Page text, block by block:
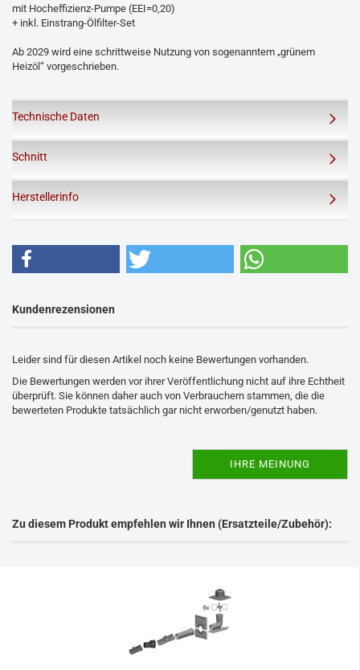
mit Hocheffizienz-Pumpe (EEI=0,20)
+ inkl. Einstrang-Ölfilter-Set
Ab 2029 wird eine schrittweise Nutzung von sogenanntem „grünem
Heizöl“ vorgeschrieben.
Technische Daten
Schnitt
Herstellerinfo
Kundenrezensionen
Leider sind für diesen Artikel noch keine Bewertungen vorhanden.
Die Bewertungen werden vor ihrer Veröffentlichung nicht auf ihre Echtheit
überprüft. Sie können daher auch von Verbrauchern stammen, die die
bewerteten Produkte tatsächlich gar nicht erworben/genutzt haben.
IHRE MEINUNG
Zu diesem Produkt empfehlen wir Ihnen (Ersatzteile/Zubehör):